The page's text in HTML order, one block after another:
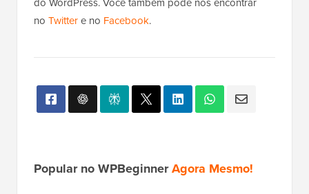
no Twittere no Facebook.
Popular no WPBeginnerAgora Mesmo!